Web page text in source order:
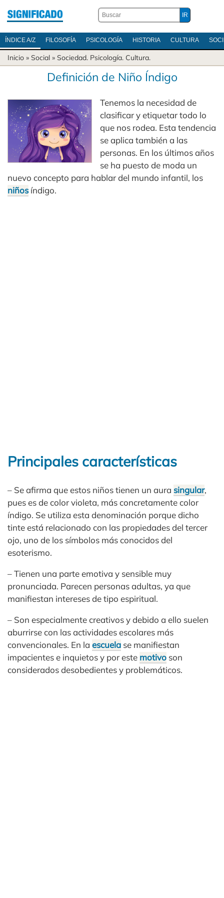
ÍNDICE A/Z FILOSOFÍA PSICOLOGÍA HISTORIA CULTURA
Inicio » Social » Sociedad. Psicología. Cultura.
Definición de Niño Índigo
Tenemos la necesidad de
clasificar y etiquetar todo lo
que nos rodea. Esta tendencia
se aplica también a las
personas. En los últimos años
se ha puesto de moda un
nuevo concepto para hablar del mundo infantil, los
niñosíndigo.
Principales características
– Se afirma que estos niños tienen un aura singular,
pues es de color violeta, más concretamente color
índigo. Se utiliza esta denominación porque dicho
tinte está relacionado con las propiedades del tercer
ojo, uno de los símbolos más conocidos del
esoterismo.
– Tienen una parte emotiva y sensible muy
pronunciada. Parecen personas adultas, ya que
manifiestan intereses de tipo espiritual.
– Son especialmente creativos y debido a ello suelen
aburrirse con las actividades escolares más
convencionales. En la escuela se manifiestan
impacientes e inquietos y por este motivo son
considerados desobedientes y problemáticos.